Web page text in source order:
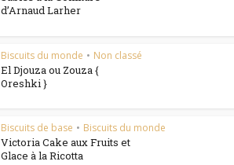
d’Arnaud Larher
Biscuits du monde • Non classé
El Djouza ou Zouza {
Oreshki }
Biscuits de base • Biscuits du monde
Victoria Cake aux Fruits et
Glace à la Ricotta